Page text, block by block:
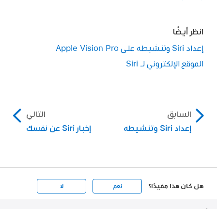
انظر أيضًا
إعداد Siri وتنشيطه على Apple Vision Pro
الموقع الإلكتروني لـ Siri
السابق
إعداد Siri وتنشيطه
التالي
إخبار Siri عن نفسك
هل كان هذا مفيدًا؟ نعم لا